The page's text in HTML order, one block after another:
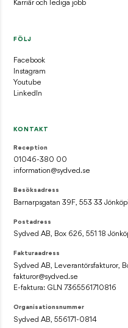
Karriär och lediga jobb
FÖLJ
Facebook
Instagram
Youtube
LinkedIn
KONTAKT
Reception
01046-380 00
information@sydved.se
Besöksadress
Barnarpsgatan 39F, 553 33
Postadress
Sydved AB, Box 626, 551 18
Fakturaadress
Sydved AB, Leverantörsfakturor,
fakturor@sydved.se
E-faktura: GLN 7365561710816
Organisationsnummer
Sydved AB, 556171-0814